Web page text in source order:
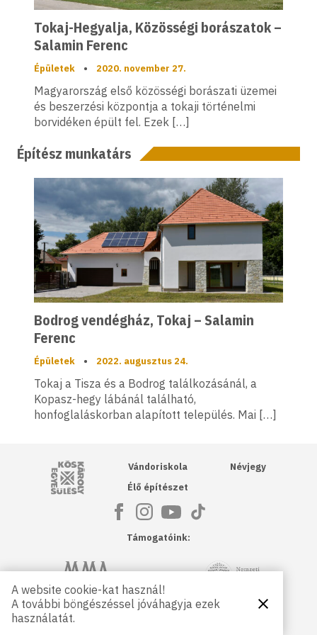
Tokaj-Hegyalja, Közösségi borászatok –
Salamin Ferenc
Épületek • 2020. november 27.
Magyarország első közösségi borászati üzemei
és beszerzési központja a tokaji történelmi
borvidéken épült fel. Ezek […]
Építész munkatárs
Bodrog vendégház, Tokaj – Salamin
Ferenc
Épületek • 2022. augusztus 24.
Tokaj a Tisza és a Bodrog találkozásánál, a
Kopasz-hegy lábánál található,
honfoglaláskorban alapított település. Mai […]
Kós Károly Egyesülés
Vándoriskola
Élő építészet
Névjegy
Támogatóink:
Magyar Művészeti Akadémia NKA
Petőfi Kulturális Ügynökség
A website cookie-kat használ!
A további böngészéssel jóváhagyja ezek
használatát.
Bezárás